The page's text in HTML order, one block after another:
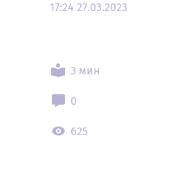
17:24 27.03.2023
3 мин
0
625